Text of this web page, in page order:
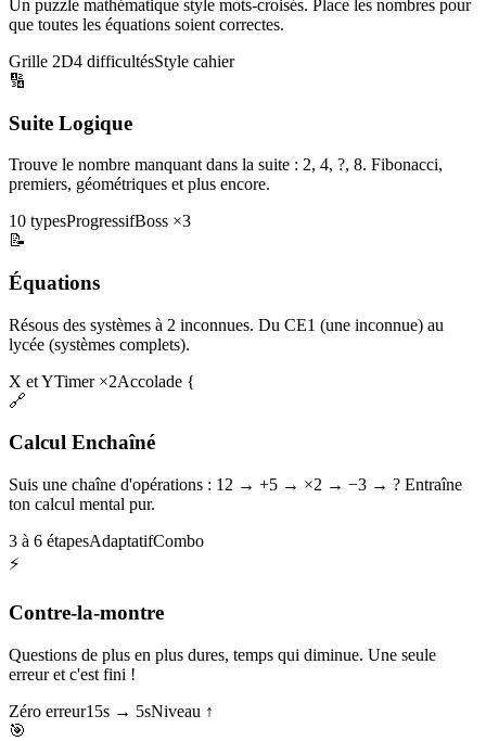
Un puzzle mathématique style mots-croisés. Place les nombres pour
que toutes les équations soient correctes.
Grille 2D4 difficultésStyle cahier
🔢
Suite Logique
Trouve le nombre manquant dans la suite : 2, 4, ?, 8. Fibonacci,
premiers, géométriques et plus encore.
10 typesProgressifBoss ×3
📝
Équations
Résous des systèmes à 2 inconnues. Du CE1 (une inconnue) au
lycée (systèmes complets).
X et YTimer ×2Accolade {
🔗
Calcul Enchaîné
Suis une chaîne d'opérations : 12 → +5 → ×2 → −3 → ? Entraîne
ton calcul mental pur.
3 à 6 étapesAdaptatifCombo
⚡
Contre-la-montre
Questions de plus en plus dures, temps qui diminue. Une seule
erreur et c'est fini !
Zéro erreur15s → 5sNiveau ↑
🎯